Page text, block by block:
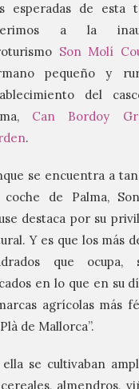
esperadas de esta
a la
Son Molí
pequeño y
del
Can Bordoy
.
se encuentra a
coche de Palma,
destaca por su
Y es que los más
que ocupa,
en lo que en su
agrícolas más
de Mallorca”.
se cultivaban
almendros,